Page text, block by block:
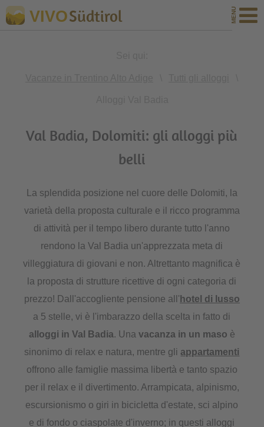
VIVOSüdtirol
Val Badia, Dolomiti: gli alloggi più
belli
La splendida posizione nel cuore delle Dolomiti, la
varietà della proposta culturale e il ricco programma
di attività per il tempo libero durante tutto l'anno
rendono la Val Badia un'apprezzata meta di
villeggiatura di giovani e non. Altrettanto magnifica è
la proposta di strutture ricettive di ogni categoria di
prezzo! Dall'accogliente pensione all' hotel di lusso
a 5 stelle, vi è l'imbarazzo della scelta in fatto di
alloggi in Val Badia. Una vacanza in un maso è
sinonimo di relax e natura, mentre gli appartamenti
offrono alle famiglie massima libertà e tanto spazio
per il relax e il divertimento. Arrampicata, alpinismo,
escursionismo o giri in bicicletta d'estate, sci alpino
e di fondo o ciaspolate d'inverno; in questi alloggi